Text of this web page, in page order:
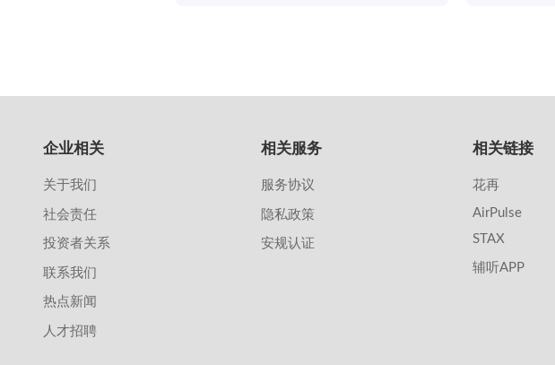
企业相关
关于我们
社会责任
投资者关系
联系我们
热点新闻
人才招聘
相关服务
服务协议
隐私政策
安规认证
相关链接
花再
AirPulse
STAX
辅听APP